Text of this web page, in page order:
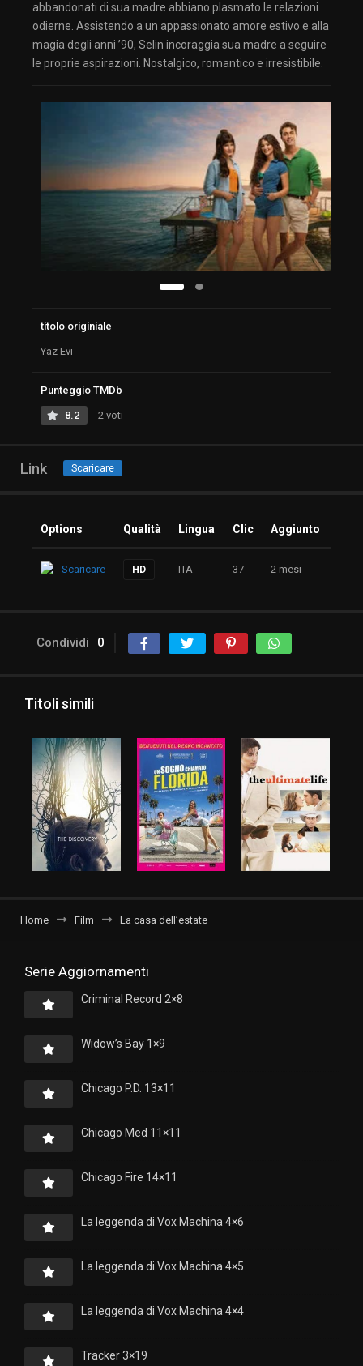
abbandonati di sua madre abbiano plasmato le relazioni
odierne. Assistendo a un appassionato amore estivo e alla
magia degli anni ’90, Selin incoraggia sua madre a seguire
le proprie aspirazioni. Nostalgico, romantico e irresistibile.
titolo originiale
Yaz Evi
Punteggio TMDb
8.2 2 voti
Link Scaricare
Options Qualità Lingua Clic Aggiunto
Scaricare HD ITA 37 2 mesi
Condividi 0
Titoli simili
Home Film La casa dell’estate
Serie Aggiornamenti
Criminal Record 2×8
Widow’s Bay 1×9
Chicago P.D. 13×11
Chicago Med 11×11
Chicago Fire 14×11
La leggenda di Vox Machina 4×6
La leggenda di Vox Machina 4×5
La leggenda di Vox Machina 4×4
Tracker 3×19